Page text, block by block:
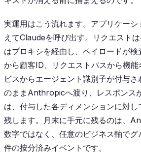
実運用はこう流れます。アプリケー
えてClaudeを呼び出す。リクエスト
はプロキシを経由し、ペイロードが
から顧客ID、リクエストパスから機
ビスからエージェント識別子が付与
のままAnthropicへ渡り、レスポンス
は、付与した各ディメンションに対
残します。月末に手元に残るのは、
数字ではなく、任意のビジネス軸で
件の按分済みイベントです。